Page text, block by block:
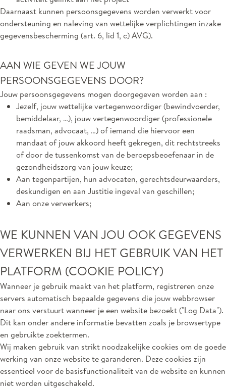
Daarnaast kunnen persoonsgegevens worden verwerkt voor
ondersteuning en naleving van wettelijke verplichtingen inzake
gegevensbescherming (art. 6, lid 1, c) AVG).
AAN WIE GEVEN WE JOUW
PERSOONSGEGEVENS DOOR?
Jouw persoonsgegevens mogen doorgegeven worden aan :
Jezelf, jouw wettelijke vertegenwoordiger (bewindvoerder,
bemiddelaar, …), jouw vertegenwoordiger (professionele
raadsman, advocaat, …) of iemand die hiervoor een
mandaat of jouw akkoord heeft gekregen, dit rechtstreeks
of door de tussenkomst van de beroepsbeoefenaar in de
gezondheidszorg van jouw keuze;
Aan tegenpartijen, hun advocaten, gerechtsdeurwaarders,
deskundigen en aan Justitie ingeval van geschillen;
Aan onze verwerkers;
WE KUNNEN VAN JOU OOK GEGEVENS
VERWERKEN BIJ HET GEBRUIK VAN HET
PLATFORM (COOKIE POLICY)
Wanneer je gebruik maakt van het platform, registreren onze
servers automatisch bepaalde gegevens die jouw webbrowser
naar ons verstuurt wanneer je een website bezoekt ("Log Data").
Dit kan onder andere informatie bevatten zoals je browsertype
en gebruikte zoektermen.
Wij maken gebruik van strikt noodzakelijke cookies om de goede
werking van onze website te garanderen. Deze cookies zijn
essentieel voor de basisfunctionaliteit van de website en kunnen
niet worden uitgeschakeld.